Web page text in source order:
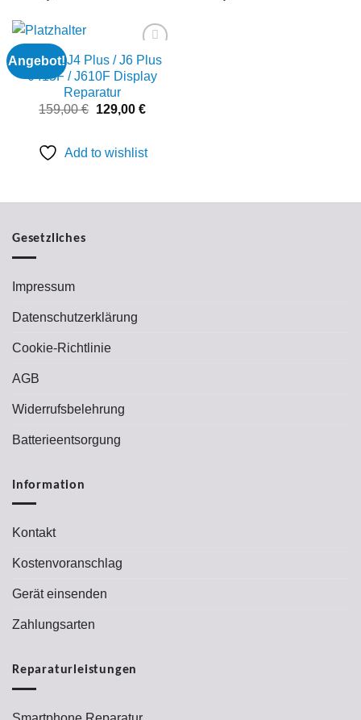
Angebot!
Add to
wishlist
Galaxy J4 Plus / J6 Plus
J415F / J610F Display
Reparatur
159,00€ Ursprünglicher
159,00 €
129,00 €Aktueller
129,00 €.
Add to wishlist
Gesetzliches
Impressum
Datenschutzerklärung
Cookie-Richtlinie
AGB
Widerrufsbelehrung
Batterieentsorgung
Information
Kontakt
Kostenvoranschlag
Gerät einsenden
Zahlungsarten
Reparaturleistungen